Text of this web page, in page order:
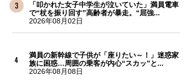
「叩かれた女子中学生が泣いていた」満員電車
で“杖を振り回す”高齢者が暴走。“屈強...
2026年08月02日
満員の新幹線で子供が「座りたい～！」迷惑家
族に困惑…周囲の乗客が内心“スカッ”と...
2026年08月08日